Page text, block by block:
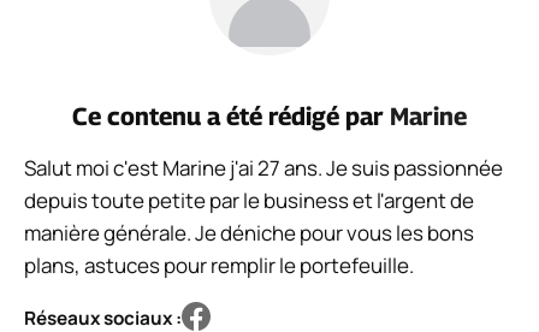
Ce contenu a été rédigé par Marine
Salut moi c'est Marine j'ai 27 ans. Je suis passionnée
depuis toute petite par le business et l'argent de
manière générale. Je déniche pour vous les bons
plans, astuces pour remplir le portefeuille.
Réseaux sociaux :